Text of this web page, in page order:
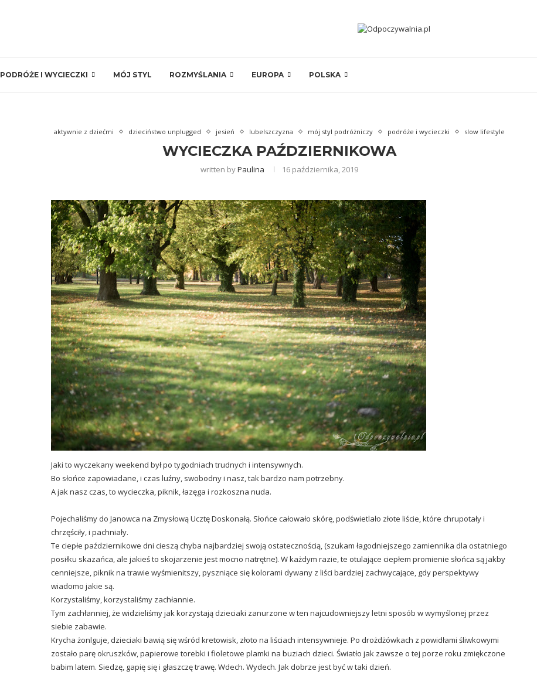
PODRÓŻE I WYCIECZKI MÓJ STYL ROZMYŚLANIA EUROPA POLSKA
aktywnie z dziećmi dzieciństwo unplugged jesień lubelszczyzna mój styl podróżniczy podróże i wycieczki slow lifestyle
WYCIECZKA PAŹDZIERNIKOWA
written byPaulina 16 października, 2019
Jaki to wyczekany weekend był po tygodniach trudnych i intensywnych.
Bo słońce zapowiadane, i czas luźny, swobodny i nasz, tak bardzo nam potrzebny.
A jak nasz czas, to wycieczka, piknik, łazęga i rozkoszna nuda.
Pojechaliśmy do Janowca na Zmysłową Ucztę Doskonałą. Słońce całowało skórę, podświetlało złote liście, które chrupotały i
chrzęściły, i pachniały.
Te ciepłe październikowe dni cieszą chyba najbardziej swoją ostatecznością, (szukam łagodniejszego zamiennika dla ostatniego
posiłku skazańca, ale jakieś to skojarzenie jest mocno natrętne). W każdym razie, te otulające ciepłem promienie słońca są jakby
cenniejsze, piknik na trawie wyśmienitszy, pyszniące się kolorami dywany z liści bardziej zachwycające, gdy perspektywy
wiadomo jakie są.
Korzystaliśmy, korzystaliśmy zachłannie.
Tym zachłanniej, że widzieliśmy jak korzystają dzieciaki zanurzone w ten najcudowniejszy letni sposób w wymyślonej przez
siebie zabawie.
Krycha żonlguje, dzieciaki bawią się wśród kretowisk, złoto na liściach intensywnieje. Po drożdżówkach z powidłami śliwkowymi
zostało parę okruszków, papierowe torebki i fioletowe plamki na buziach dzieci. Światło jak zawsze o tej porze roku zmiękczone
babim latem. Siedzę, gapię się i głaszczę trawę. Wdech. Wydech. Jak dobrze jest być w taki dzień.